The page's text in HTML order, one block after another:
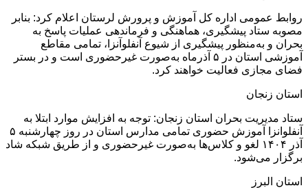
روابط عمومی اداره کل آموزش و پرورش لرستان اعلام کرد: بنابر
مصوبه ستاد پیشگیری، هماهنگی و فرماندهی عملیات پاسخ به
بحران و به‌منظور پیشگیری از شیوع آنفلوآنزا، تمامی مقاطع
آموزشی استان در‌ ۵ آذرماه به‌صورت غیرحضوری است و در بستر
فضای مجازی فعالیت خواهند کرد.
استان زنجان
ستاد مدیریت بحران استان زنجان: توجه به افزایش موارد ابتلا به
آنفلوانزا آموزش حضوری تمامی مدارس استان در روز‌ چهارشنبه ۵
آذر ۱۴۰۴ لغو و کلاس‌ها به‌صورت غیرحضوری و از طریق شبکه شاد
برگزار می‌شود.
استان البرز